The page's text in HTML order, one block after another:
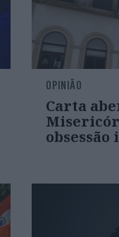
OPINIÃO
Carta
obsessão